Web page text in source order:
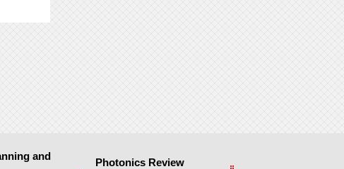
and
Photonics Review